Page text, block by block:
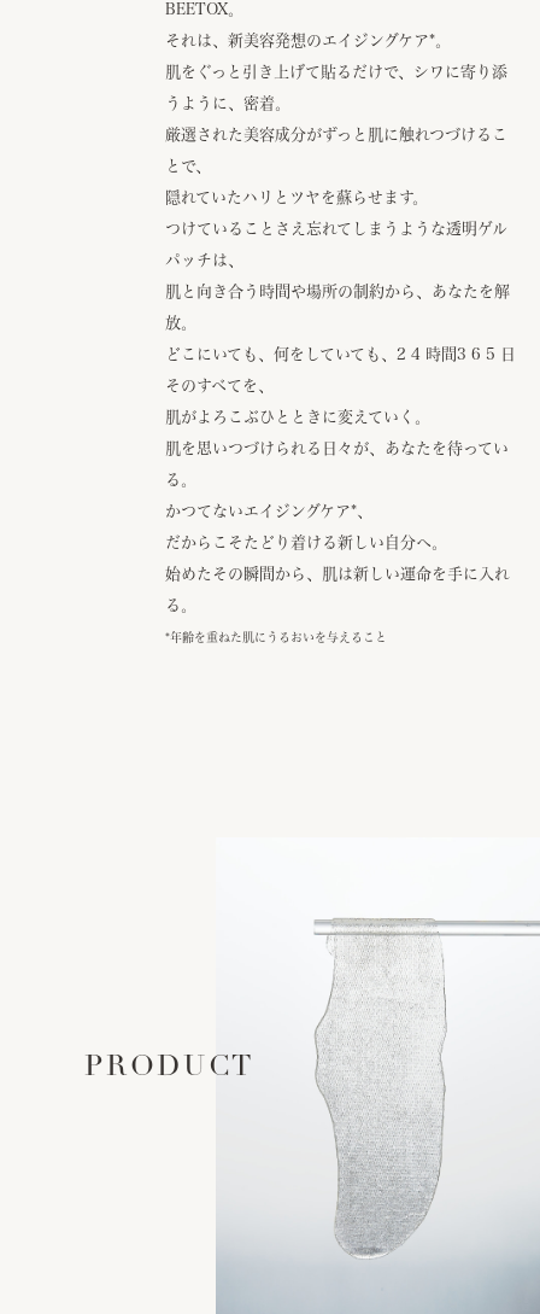
BEETOX。
それは、新美容発想のエイジングケア*。
肌をぐっと引き上げて貼るだけで、シワに寄り添
うように、密着。
厳選された美容成分がずっと肌に触れつづけるこ
とで、
隠れていたハリとツヤを蘇らせます。
つけていることさえ忘れてしまうような透明ゲル
パッチは、
肌と向き合う時間や場所の制約から、あなたを解
放。
どこにいても、何をしていても、2 4 時間3 6 5 日
そのすべてを、
肌がよろこぶひとときに変えていく。
肌を思いつづけられる日々が、あなたを待ってい
る。
かつてないエイジングケア*、
だからこそたどり着ける新しい自分へ。
始めたその瞬間から、肌は新しい運命を手に入れ
る。
*年齢を重ねた肌にうるおいを与えること
PRODUCT